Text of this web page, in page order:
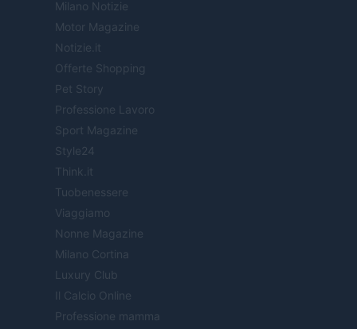
Milano Notizie
Motor Magazine
Notizie.it
Offerte Shopping
Pet Story
Professione Lavoro
Sport Magazine
Style24
Think.it
Tuobenessere
Viaggiamo
Nonne Magazine
Milano Cortina
Luxury Club
Il Calcio Online
Professione mamma